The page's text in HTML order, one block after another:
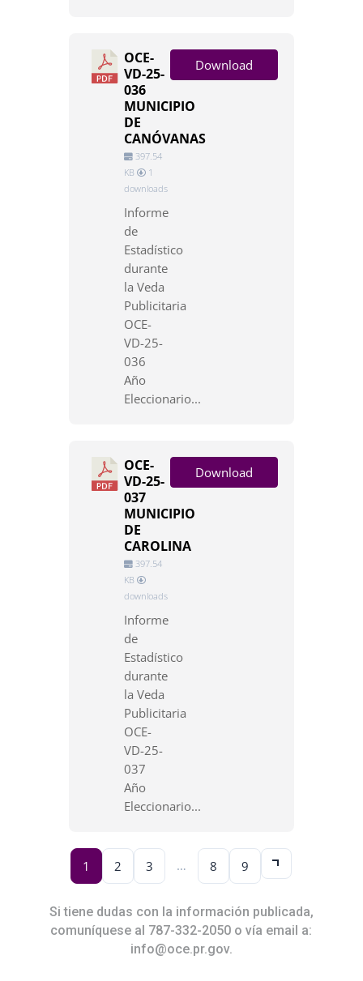
OCE-
VD-25-
036
MUNICIPIO
DE
CANÓVANAS
397.54
KB
1
downloads
Informe
de
Estadístico
durante
la Veda
Publicitaria
OCE-
VD-25-
036
Año
Eleccionario...
Download
OCE-
VD-25-
037
MUNICIPIO
DE
CAROLINA
397.54
KB
downloads
Informe
de
Estadístico
durante
la Veda
Publicitaria
OCE-
VD-25-
037
Año
Eleccionario...
Download
1 2 3 … 8 9
Si tiene dudas con la información publicada,
comuníquese al 787-332-2050 o vía email a:
info@oce.pr.gov.